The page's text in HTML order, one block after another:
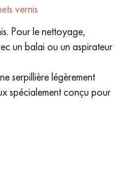
vernis
Pour le nettoyage,
un balai ou un aspirateur
serpillière légèrement
spécialement conçu pour